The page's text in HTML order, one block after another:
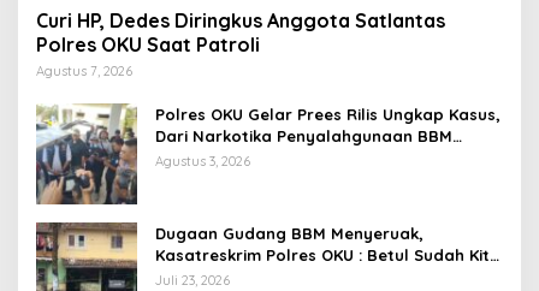
Curi HP, Dedes Diringkus Anggota Satlantas
Polres OKU Saat Patroli
Agustus 7, 2026
Polres OKU Gelar Prees Rilis Ungkap Kasus,
Dari Narkotika Penyalahgunaan BBM
Hingga Kasus Korupsi
Agustus 3, 2026
Dugaan Gudang BBM Menyeruak,
Kasatreskrim Polres OKU : Betul Sudah Kita
Pasang Police Line
Juli 23, 2026